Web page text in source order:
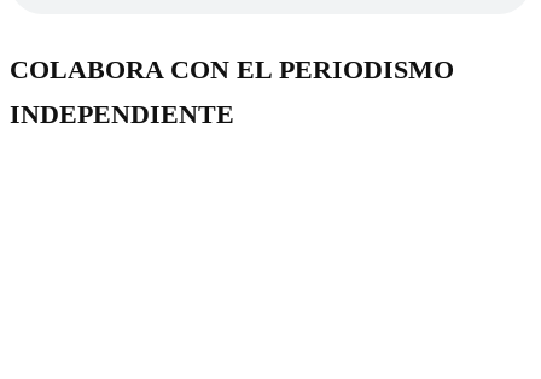
COLABORA CON EL PERIODISMO
INDEPENDIENTE